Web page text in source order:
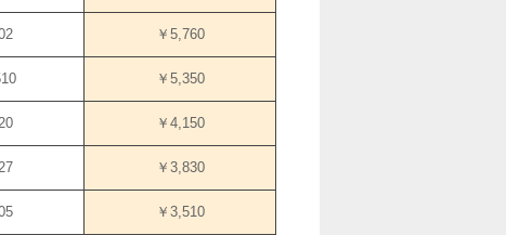
￥5,760
￥5,350
￥4,150
￥3,830
￥3,510